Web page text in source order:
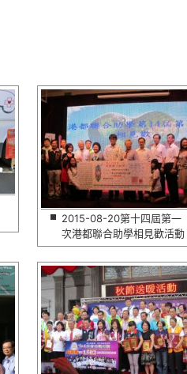
2015-08-20第十四屆第一
次港都聯合助學相見歡活動